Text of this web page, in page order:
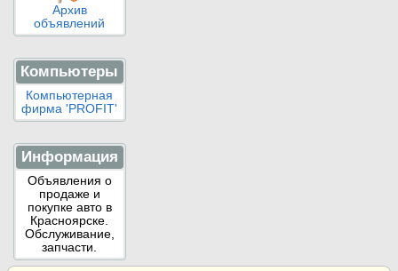
Архив
объявлений
Компьютеры
Компьютерная
фирма 'PROFIT'
Информация
Объявления о
продаже и
покупке авто в
Красноярске.
Обслуживание,
запчасти.